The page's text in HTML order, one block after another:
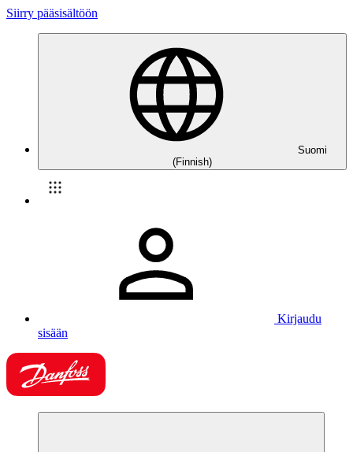
Siirry pääsisältöön
Suomi
(Finnish)
Kirjaudu
sisään